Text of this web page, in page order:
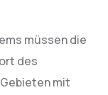
müssen die
des
mit